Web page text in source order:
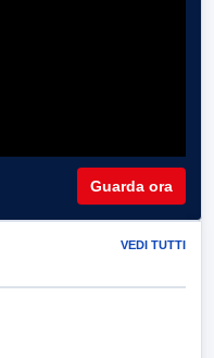
Guarda ora
VEDI TUTTI